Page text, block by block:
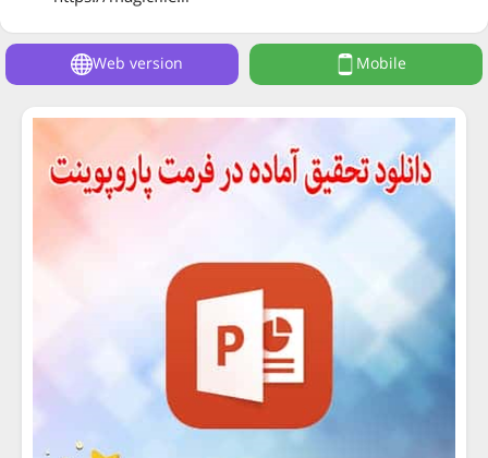
Web version Mobile